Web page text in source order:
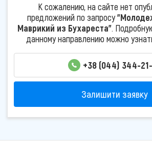
К сожалению, на сайте нет
предложений по запросу
Маврикий из Бухареста".
данному направлению можно
+38 (044) 344-
Залишити заявку